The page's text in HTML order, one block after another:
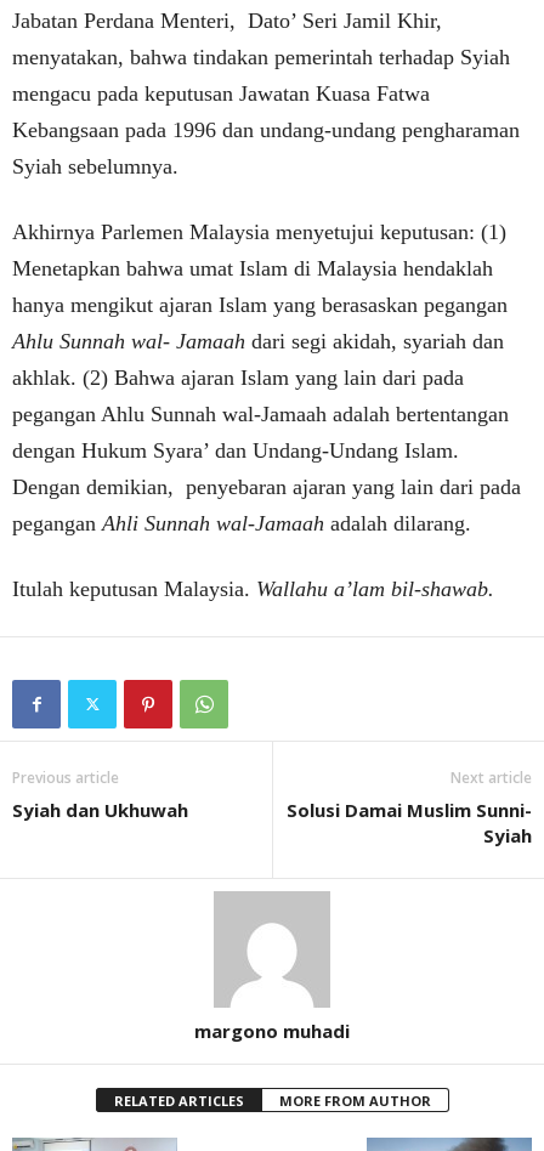
Jabatan Perdana Menteri, Dato’ Seri Jamil Khir,
menyatakan, bahwa tindakan pemerintah terhadap Syiah
mengacu pada keputusan Jawatan Kuasa Fatwa
Kebangsaan pada 1996 dan undang-undang pengharaman
Syiah sebelumnya.
Akhirnya Parlemen Malaysia menyetujui keputusan: (1)
Menetapkan bahwa umat Islam di Malaysia hendaklah
hanya mengikut ajaran Islam yang berasaskan pegangan
Ahlu Sunnah wal- Jamaah dari segi akidah, syariah dan
akhlak. (2) Bahwa ajaran Islam yang lain dari pada
pegangan Ahlu Sunnah wal-Jamaah adalah bertentangan
dengan Hukum Syara’ dan Undang-Undang Islam.
Dengan demikian, penyebaran ajaran yang lain dari pada
pegangan Ahli Sunnah wal-Jamaah adalah dilarang.
Itulah keputusan Malaysia. Wallahu a’lam bil-shawab.
Previous article
Syiah dan Ukhuwah
Next article
Solusi Damai Muslim Sunni-
Syiah
margono muhadi
RELATED ARTICLES MORE FROM AUTHOR